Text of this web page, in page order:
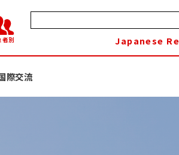
者別
Japanese
際交流